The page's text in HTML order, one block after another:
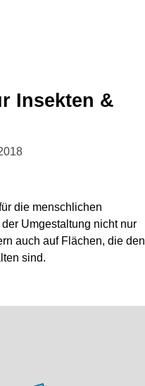
Insekten &
die menschlichen
Umgestaltung nicht nur
auch auf Flächen, die den
sind.